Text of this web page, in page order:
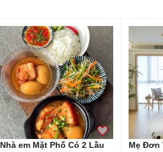
Nhà em Mặt Phố Có 2 Lầu
Mẹ Đơn